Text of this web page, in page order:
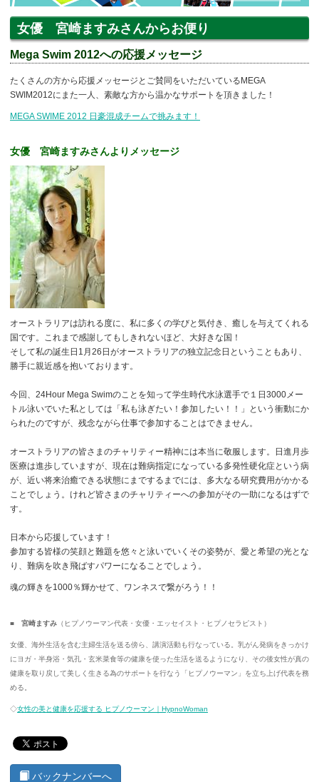
女優 宮崎ますみさんからお便り
Mega Swim 2012への応援メッセージ
たくさんの方から応援メッセージとご賛同をいただいているMEGA
SWIM2012にまた一人、素敵な方から温かなサポートを頂きました！
MEGA SWIME 2012 日豪混成チームで挑みます！
女優 宮崎ますみさんよりメッセージ
オーストラリアは訪れる度に、私に多くの学びと気付き、癒しを与えてくれる
国です。これまで感謝してもしきれないほど、大好きな国！
そして私の誕生日1月26日がオーストラリアの独立記念日ということもあり、
勝手に親近感を抱いております。
今回、24Hour Mega Swimのことを知って学生時代水泳選手で１日3000メー
トル泳いでいた私としては「私も泳ぎたい！参加したい！！」という衝動にか
られたのですが、残念ながら仕事で参加することはできません。
オーストラリアの皆さまのチャリティー精神には本当に敬服します。日進月歩
医療は進歩していますが、現在は難病指定になっている多発性硬化症という病
が、近い将来治癒できる状態にまでするまでには、多大なる研究費用がかかる
ことでしょう。けれど皆さまのチャリティーへの参加がその一助になるはずで
す。
日本から応援しています！
参加する皆様の笑顔と難題を悠々と泳いでいくその姿勢が、愛と希望の光とな
り、難病を吹き飛ばすパワーになることでしょう。
魂の輝きを1000％輝かせて、ワンネスで繋がろう！！
■ 宮崎ますみ （ヒプノウーマン代表・女優・エッセイスト・ヒプノセラピスト）
女優、海外生活を含む主婦生活を送る傍ら、講演活動も行なっている。乳がん発病をきっかけ
にヨガ・半身浴・気孔・玄米菜食等の健康を使った生活を送るようになり、その後女性が真の
健康を取り戻して美しく生きる為のサポートを行なう「ヒプノウーマン」を立ち上げ代表を務
める。
◇女性の美と健康を応援する ヒプノウーマン｜HypnoWoman
バックナンバーへ